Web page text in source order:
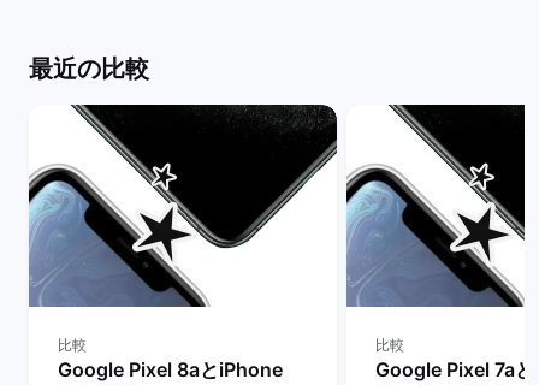
最近の比較
比較
Google Pixel 8aとiPhone
比較
Google Pixel 7a